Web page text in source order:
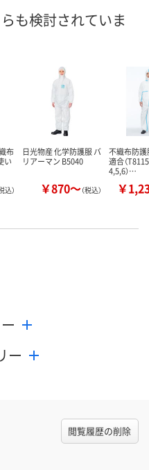
カ
も検討されていま
布
い
込）
日光物産 化学防護服 バ
リアーマン B5040
￥870～（税込）
不織布防護
適合（
4,5,6）…
￥
ー
閲覧履歴の削除